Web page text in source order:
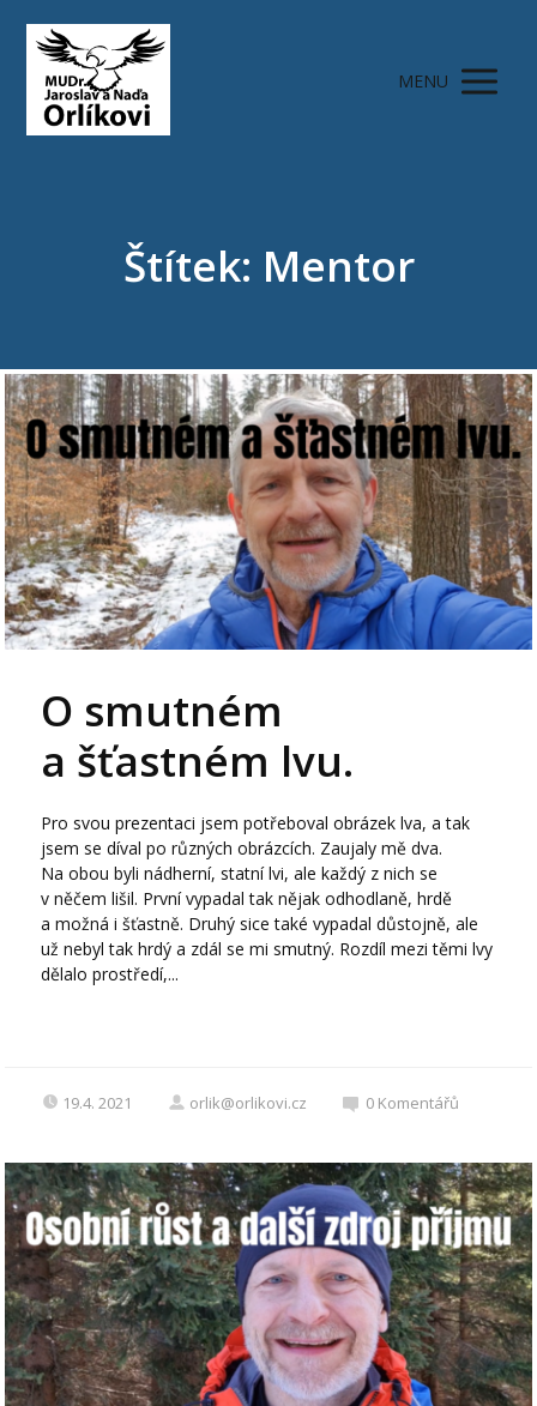
MENU
Štítek: Mentor
O smutném
a šťastném lvu.
Pro svou prezentaci jsem potřeboval obrázek lva, a tak
jsem se díval po různých obrázcích. Zaujaly mě dva.
Na obou byli nádherní, statní lvi, ale každý z nich se
v něčem lišil. První vypadal tak nějak odhodlaně, hrdě
a možná i šťastně. Druhý sice také vypadal důstojně, ale
už nebyl tak hrdý a zdál se mi smutný. Rozdíl mezi těmi lvy
dělalo prostředí,...
19.4. 2021 orlik@orlikovi.cz 0 Komentářů